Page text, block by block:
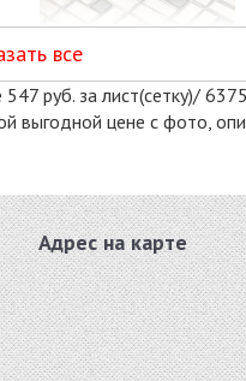
стекло 328x328
5610 руб. / кв.м.
-15%
все
руб. за лист(сетку)/
выгодной цене с фото,
Адрес на карте